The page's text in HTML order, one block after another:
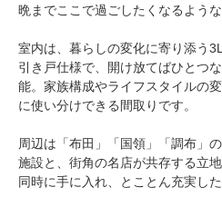
晩までここで過ごしたくなるよう
室内は、暮らしの変化に寄り添う
引き戸仕様で、開け放てばひとつ
能。家族構成やライフスタイルの
に使い分けできる間取りです。
周辺は「布田」「国領」「調布」
施設と、街角の名店が共存する立
同時に手に入れ、とことん充実し